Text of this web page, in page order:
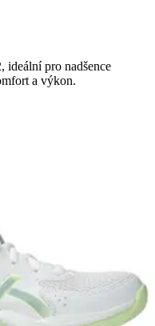
ideální pro nadšence
a výkon.